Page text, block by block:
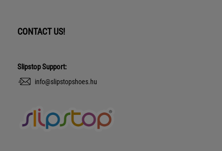
CONTACT US!
Slipstop Support:
info@slipstopshoes.hu